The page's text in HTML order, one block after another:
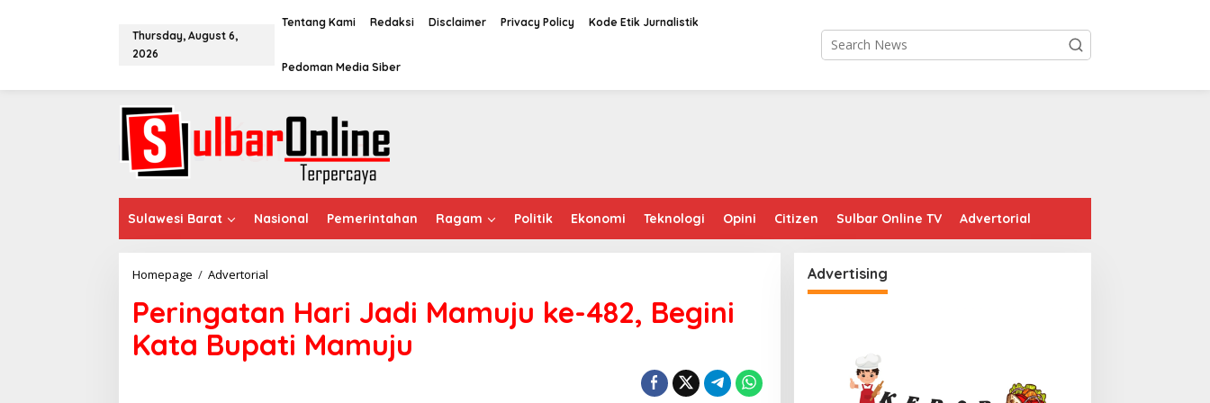
o
Thursday, August 6,
2026
Tentang Kami Redaksi Disclaimer Privacy Policy Kode Etik Jurnalistik
Pedoman Media Siber
Sulawesi Barat Nasional Pemerintahan Ragam Politik Ekonomi Teknologi Opini Citizen Sulbar Online TV Advertorial
Homepage / Advertorial
r
i
n
g
Peringatan Hari Jadi Mamuju ke-482, Begini
Kata Bupati Mamuju
Advertising